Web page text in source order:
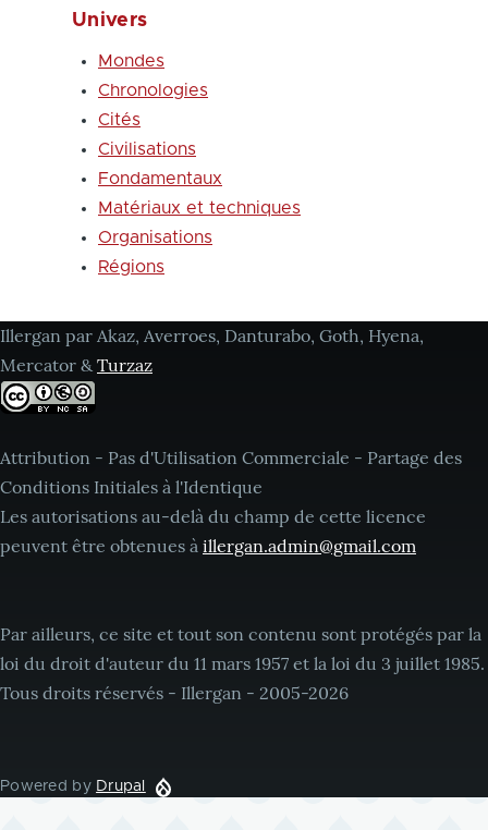
Univers
Mondes
Chronologies
Cités
Civilisations
Fondamentaux
Matériaux et techniques
Organisations
Régions
Illergan par Akaz, Averroes, Danturabo, Goth, Hyena,
Mercator & Turzaz
Attribution - Pas d'Utilisation Commerciale - Partage des
Conditions Initiales à l'Identique
Les autorisations au-delà du champ de cette licence
peuvent être obtenues à illergan.admin@gmail.com
Par ailleurs, ce site et tout son contenu sont protégés par la
loi du droit d'auteur du 11 mars 1957 et la loi du 3 juillet 1985.
Tous droits réservés - Illergan - 2005-2026
Powered by Drupal